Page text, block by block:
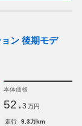
ン 後期モデ
本体価格
52. 3 万円
走行
9.3万km